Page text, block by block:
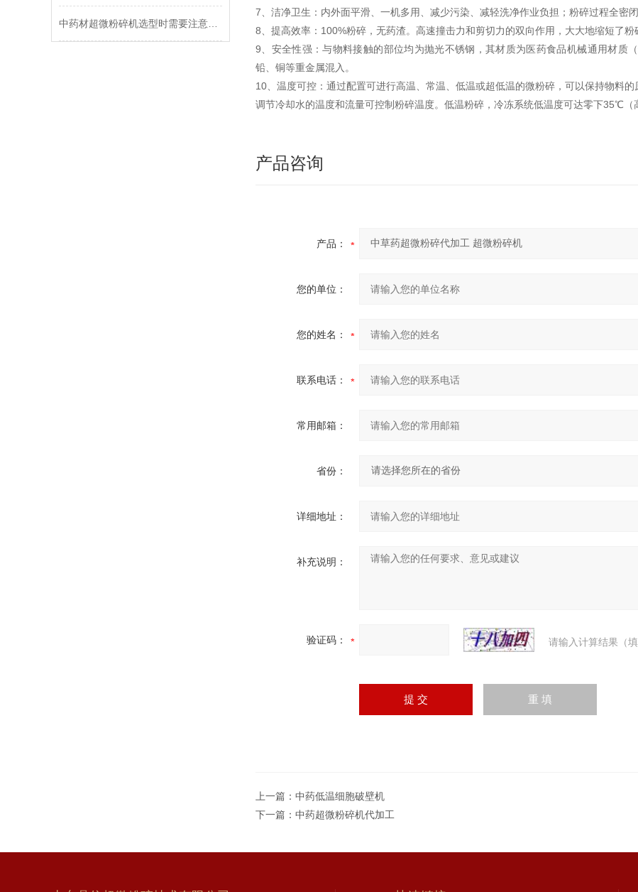
7、洁净卫生：内外面平滑、一机多用、减少污染、减轻洗净作业负担；粉碎过程全密
8、提高效率：100%粉碎，无药渣。高速撞击力和剪切力的双向作用，大大地缩短了粉
9、安全性强：与物料接触的部位均为抛光不锈钢，其材质为医药食品机械通用材质
铅、铜等重金属混入。
10、温度可控：通过配置可进行高温、常温、低温或超低温的微粉碎，可以保持物料
调节冷却水的温度和流量可控制粉碎温度。低温粉碎，冷冻系统低温度可达零下35℃（
产品咨询
产品：
您的单位：
您的姓名：
联系电话：
常用邮箱：
省份：
详细地址：
补充说明：
验证码： 请输入计算结果（
上一篇： 中药低温细胞破壁机
下一篇： 中药超微粉碎机代加工